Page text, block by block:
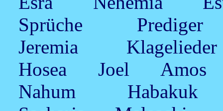
Sprüche
Jeremia
Hosea Joel
Nahum